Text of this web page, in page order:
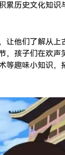
累历史文化知识
让他们了解从上
，孩子们在欢声
等趣味小知识，